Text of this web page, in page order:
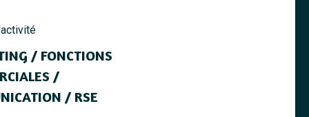
/ FONCTIONS
/
/ RSE